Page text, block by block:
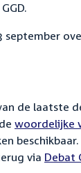
september
de laatste
woordelijke
beschikbaar.
via Debat